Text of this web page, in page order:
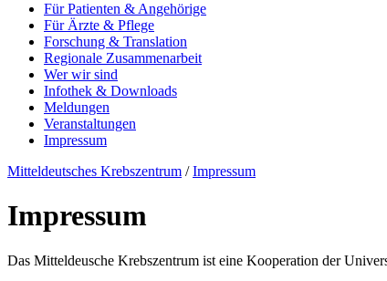
Für Patienten & Angehörige
Für Ärzte & Pflege
Forschung & Translation
Regionale Zusammenarbeit
Wer wir sind
Infothek & Downloads
Meldungen
Veranstaltungen
Impressum
Mitteldeutsches Krebszentrum /Impressum
Impressum
Das Mitteldeusche Krebszentrum ist eine Kooperation der